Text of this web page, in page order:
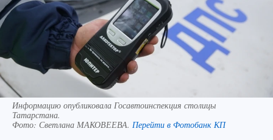
Информацию опубликовала Госавтоинспекция столицы
Татарстана.
Фото: Светлана МАКОВЕЕВА. Перейти в Фотобанк КП